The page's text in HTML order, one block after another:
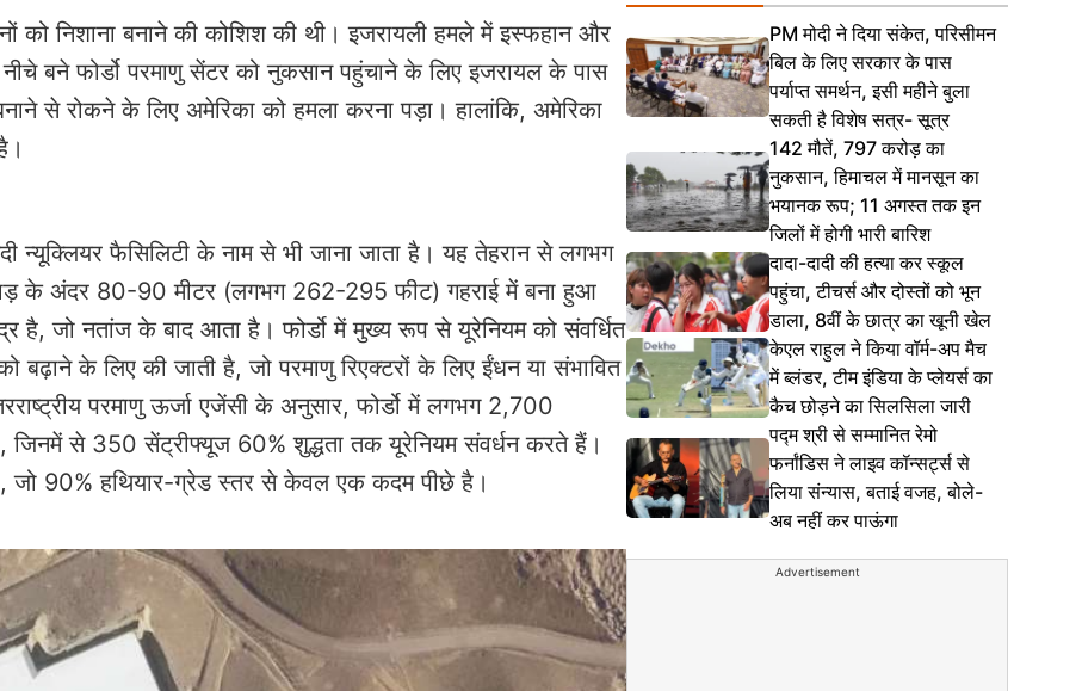
को निशाना बनाने की कोशिश की थी। इजरायली हमले में इस्फहान और
बने फोर्डो परमाणु सेंटर को नुकसान पहुंचाने के लिए इजरायल के पास
से रोकने के लिए अमेरिका को हमला करना पड़ा। हालांकि, अमेरिका
न्यूक्लियर फैसिलिटी के नाम से भी जाना जाता है। यह तेहरान से लगभग
के अंदर 80-90 मीटर (लगभग 262-295 फीट) गहराई में बना हुआ
है, जो नतांज के बाद आता है। फोर्डो में मुख्य रूप से यूरेनियम को संवर्धित
बढ़ाने के लिए की जाती है, जो परमाणु रिएक्टरों के लिए ईंधन या संभावित
परमाणु ऊर्जा एजेंसी के अनुसार, फोर्डो में लगभग 2,700
जिनमें से 350 सेंट्रीफ्यूज 60% शुद्धता तक यूरेनियम संवर्धन करते हैं।
जो 90% हथियार-ग्रेड स्तर से केवल एक कदम पीछे है।
PM मोदी ने दिया संकेत, परिसीमन
बिल के लिए सरकार के पास
पर्याप्त समर्थन, इसी महीने बुला
सकती है विशेष सत्र- सूत्र
142 मौतें, 797 करोड़ का
नुकसान, हिमाचल में मानसून का
भयानक रूप; 11 अगस्त तक इन
जिलों में होगी भारी बारिश
दादा-दादी की हत्या कर स्कूल
पहुंचा, टीचर्स और दोस्तों को भून
डाला, 8वीं के छात्र का खूनी खेल
केएल राहुल ने किया वॉर्म-अप मैच
में ब्लंडर, टीम इंडिया के प्लेयर्स का
कैच छोड़ने का सिलसिला जारी
पद्म श्री से सम्मानित रेमो
फर्नांडिस ने लाइव कॉन्सर्ट्स से
लिया संन्यास, बताई वजह, बोले-
अब नहीं कर पाऊंगा
Advertisement